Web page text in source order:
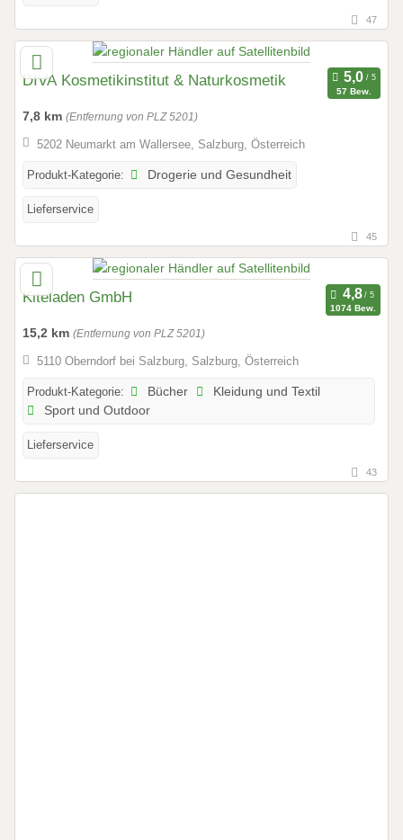
47
DIVA Kosmetikinstitut & Naturkosmetik
57 Bew.
7,8 km (Entfernung von PLZ 5201)
5202 Neumarkt am Wallersee, Salzburg, Österreich
Produkt-Kategorie: Drogerie und Gesundheit
Lieferservice
45
Kiteladen GmbH
1074 Bew.
15,2 km (Entfernung von PLZ 5201)
5110 Oberndorf bei Salzburg, Salzburg, Österreich
Produkt-Kategorie: Bücher
Kleidung und Textil
Sport und Outdoor
Lieferservice
43